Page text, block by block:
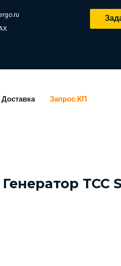
Доставка Запрос КП
ТСС